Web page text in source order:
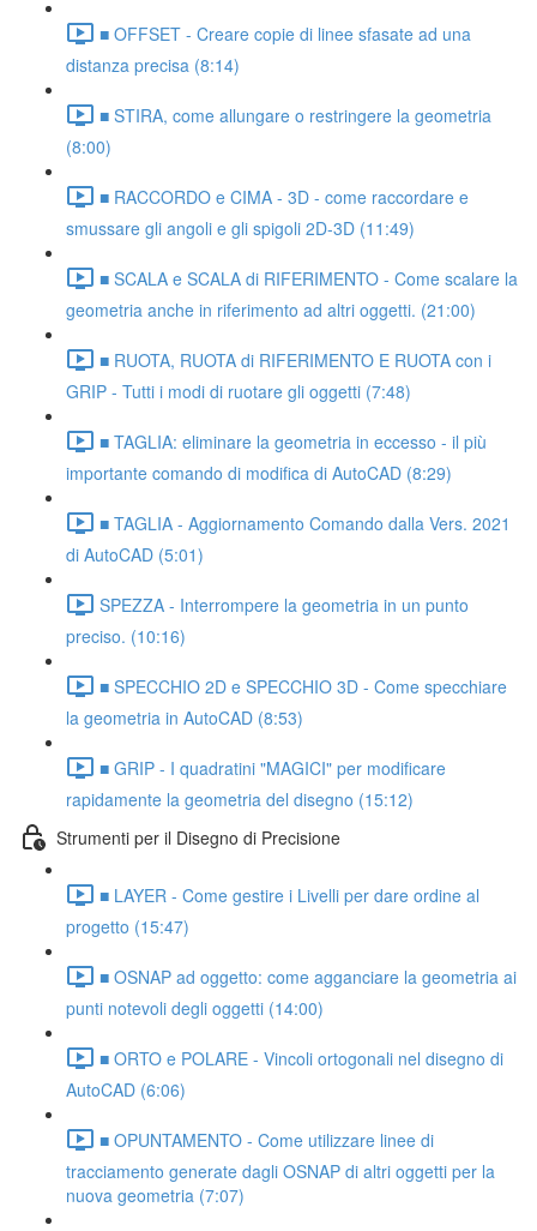
■ OFFSET - Creare copie di linee sfasate ad una
distanza precisa (8:14)
■ STIRA, come allungare o restringere la geometria
(8:00)
■ RACCORDO e CIMA - 3D - come raccordare e
smussare gli angoli e gli spigoli 2D-3D (11:49)
■ SCALA e SCALA di RIFERIMENTO - Come scalare la
geometria anche in riferimento ad altri oggetti. (21:00)
■ RUOTA, RUOTA di RIFERIMENTO E RUOTA con i
GRIP - Tutti i modi di ruotare gli oggetti (7:48)
■ TAGLIA: eliminare la geometria in eccesso - il più
importante comando di modifica di AutoCAD (8:29)
■ TAGLIA - Aggiornamento Comando dalla Vers. 2021
di AutoCAD (5:01)
SPEZZA - Interrompere la geometria in un punto
preciso. (10:16)
■ SPECCHIO 2D e SPECCHIO 3D - Come specchiare
la geometria in AutoCAD (8:53)
■ GRIP - I quadratini "MAGICI" per modificare
rapidamente la geometria del disegno (15:12)
Strumenti per il Disegno di Precisione
■ LAYER - Come gestire i Livelli per dare ordine al
progetto (15:47)
■ OSNAP ad oggetto: come agganciare la geometria ai
punti notevoli degli oggetti (14:00)
■ ORTO e POLARE - Vincoli ortogonali nel disegno di
AutoCAD (6:06)
■ OPUNTAMENTO - Come utilizzare linee di
tracciamento generate dagli OSNAP di altri oggetti per la
nuova geometria (7:07)